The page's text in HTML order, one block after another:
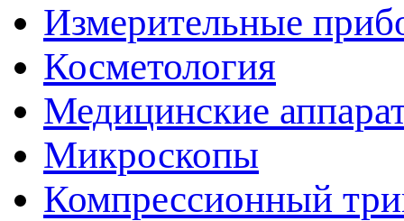
Измерительные
Косметология
Медицинские
Микроскопы
Компрессионный